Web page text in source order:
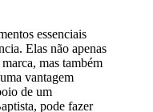
essenciais
Elas não apenas
mas também
vantagem
de um
pode fazer